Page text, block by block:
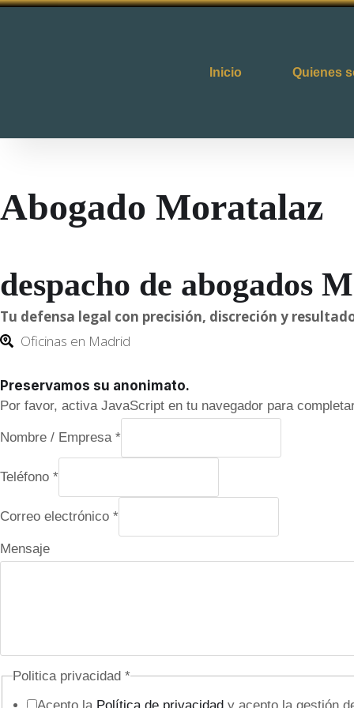
Inicio Quienes
Abogado Moratalaz
despacho de abogados
Tu defensa legal con precisión, discreción y
Oficinas en Madrid
Preservamos su anonimato.
Por favor, activa JavaScript en tu navegador para
Nombre / Empresa *
Teléfono *
M
n
e
e
Correo electrónico *
Mensaje
Politica privacidad *
Acepto la Política de privacidady acepto la gestión